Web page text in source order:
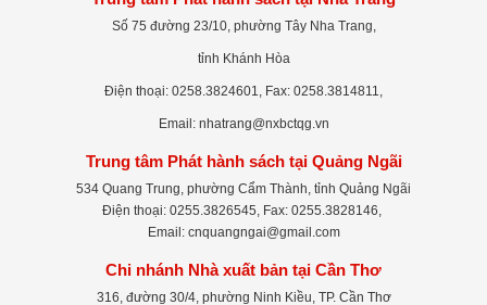
Số 75 đường 23/10, phường Tây Nha Trang,
tỉnh Khánh Hòa
Điện thoại: 0258.3824601, Fax: 0258.3814811,
Email: nhatrang@nxbctqg.vn
Trung tâm Phát hành sách tại Quảng Ngãi
534 Quang Trung, phường Cẩm Thành, tỉnh Quảng Ngãi
Điện thoại: 0255.3826545, Fax: 0255.3828146,
Email: cnquangngai@gmail.com
Chi nhánh Nhà xuất bản tại Cần Thơ
316, đường 30/4, phường Ninh Kiều, TP. Cần Thơ